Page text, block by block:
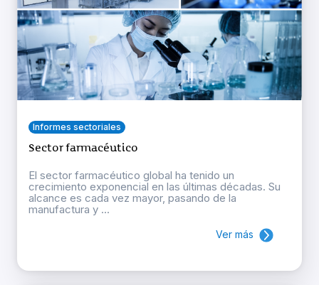
Informes sectoriales
Sector farmacéutico
El sector farmacéutico global ha tenido un
crecimiento exponencial en las últimas décadas. Su
alcance es cada vez mayor, pasando de la
manufactura y ...
Ver más